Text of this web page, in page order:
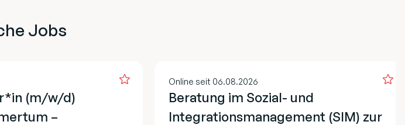
Jobs
(m/w/d)
–
Online seit 06.08.2026
Beratung im Sozial- und
Integrationsmanagement (SIM) zur